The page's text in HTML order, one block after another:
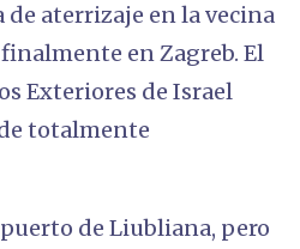
de aterrizaje en la vecina
en Zagreb. El
Exteriores de Israel
totalmente
de Liubliana, pero